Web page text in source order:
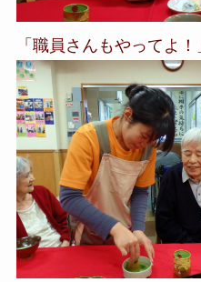
「職員さんもやってよ！